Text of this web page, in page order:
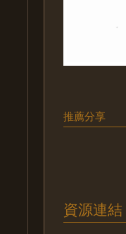
推薦分享
資源連結